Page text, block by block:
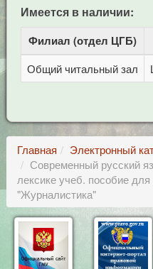
Имеется в наличии:
Филиал (отдел ЦГБ)
Общий читальный зал
Главная
Электронный
Современный русский
лексике учеб. пособие
"Журналистика"